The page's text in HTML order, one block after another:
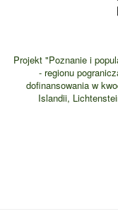
Projekt "Poznanie i
- regionu
dofinansowania w
Islandii,